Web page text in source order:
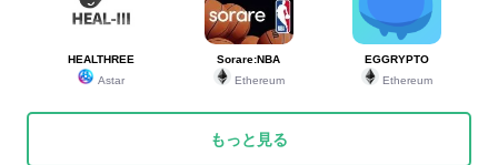
HEALTHREE
Astar
Sorare:NBA
Ethereum
EGGRYPTO
Ethereum
もっと見る